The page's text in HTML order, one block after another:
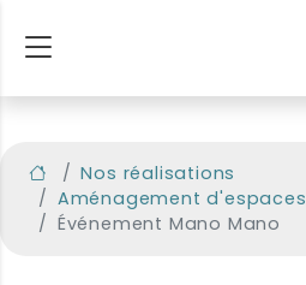
Nos réalisations
Aménagement d'espaces
Événement Mano Mano